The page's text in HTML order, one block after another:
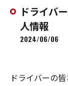
ドライバ
人情報
2024/06/06
ドライバーの